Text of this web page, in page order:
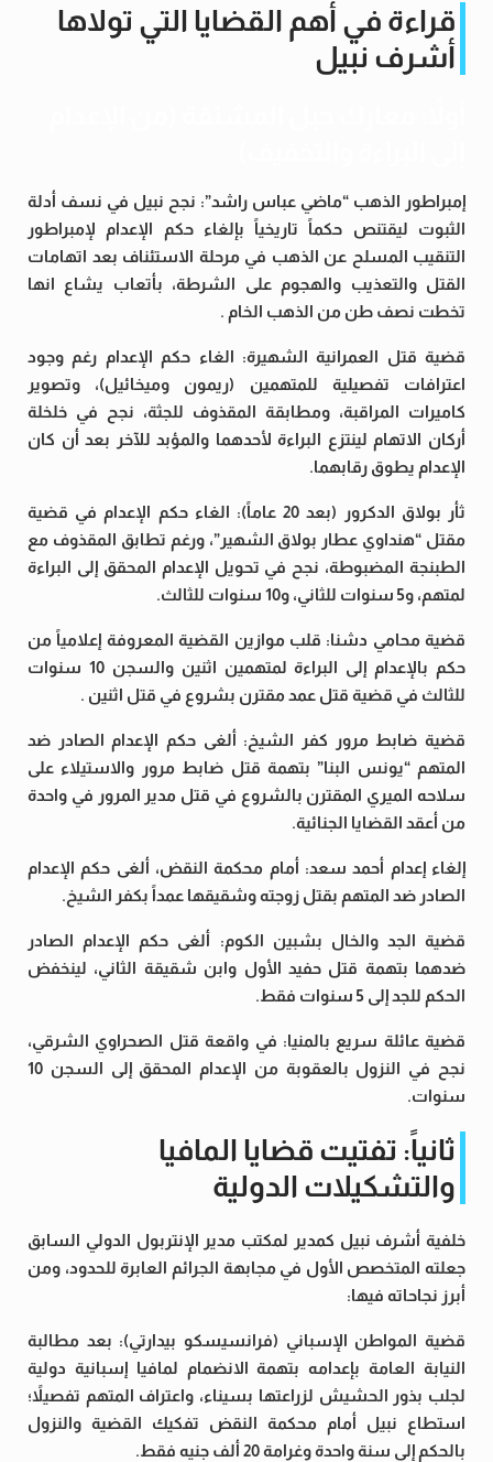
قراءة في أهم القضايا التي تولاها
أشرف نبيل
إمبراطور الذهب “ماضي عباس راشد”: نجح نبيل في نسف أدلة
الثبوت ليقتنص حكماً تاريخياً بإلغاء حكم الإعدام لإمبراطور
التنقيب المسلح عن الذهب في مرحلة الاستئناف بعد اتهامات
القتل والتعذيب والهجوم على الشرطة، بأتعاب يشاع انها
تخطت نصف طن من الذهب الخام .
قضية قتل العمرانية الشهيرة: الغاء حكم الإعدام رغم وجود
اعترافات تفصيلية للمتهمين (ريمون وميخائيل)، وتصوير
كاميرات المراقبة، ومطابقة المقذوف للجثة، نجح في خلخلة
أركان الاتهام لينتزع البراءة لأحدهما والمؤبد للآخر بعد أن كان
الإعدام يطوق رقابهما.
ثأر بولاق الدكرور (بعد 20 عاماً): الغاء حكم الإعدام في قضية
مقتل “هنداوي عطار بولاق الشهير”، ورغم تطابق المقذوف مع
الطبنجة المضبوطة، نجح في تحويل الإعدام المحقق إلى البراءة
لمتهم، و5 سنوات للثاني، و10 سنوات للثالث.
قضية محامي دشنا: قلب موازين القضية المعروفة إعلامياً من
حكم بالإعدام إلى البراءة لمتهمين اثنين والسجن 10 سنوات
للثالث في قضية قتل عمد مقترن بشروع في قتل اثنين .
قضية ضابط مرور كفر الشيخ: ألغى حكم الإعدام الصادر ضد
المتهم “يونس البنا” بتهمة قتل ضابط مرور والاستيلاء على
سلاحه الميري المقترن بالشروع في قتل مدير المرور في واحدة
من أعقد القضايا الجنائية.
إلغاء إعدام أحمد سعد: أمام محكمة النقض، ألغى حكم الإعدام
الصادر ضد المتهم بقتل زوجته وشقيقها عمداً بكفر الشيخ.
قضية الجد والخال بشبين الكوم: ألغى حكم الإعدام الصادر
ضدهما بتهمة قتل حفيد الأول وابن شقيقة الثاني، لينخفض
الحكم للجد إلى 5 سنوات فقط.
قضية عائلة سريع بالمنيا: في واقعة قتل الصحراوي الشرقي،
نجح في النزول بالعقوبة من الإعدام المحقق إلى السجن 10
سنوات.
ثانياً: تفتيت قضايا المافيا
والتشكيلات الدولية
خلفية أشرف نبيل كمدير لمكتب مدير الإنتربول الدولي السابق
جعلته المتخصص الأول في مجابهة الجرائم العابرة للحدود، ومن
أبرز نجاحاته فيها:
قضية المواطن الإسباني (فرانسيسكو بيدارتي): بعد مطالبة
النيابة العامة بإعدامه بتهمة الانضمام لمافيا إسبانية دولية
لجلب بذور الحشيش لزراعتها بسيناء، واعتراف المتهم تفصيلاً؛
استطاع نبيل أمام محكمة النقض تفكيك القضية والنزول
بالحكم إلى سنة واحدة وغرامة 20 ألف جنيه فقط.